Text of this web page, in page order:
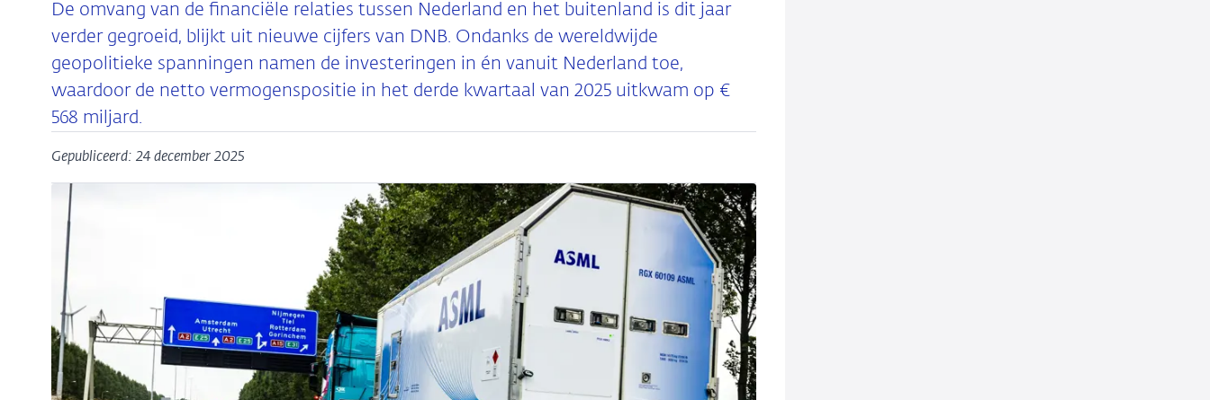
De omvang van de financiële relaties tussen Nederland en het buitenland is dit jaar
verder gegroeid, blijkt uit nieuwe cijfers van DNB. Ondanks de wereldwijde
geopolitieke spanningen namen de investeringen in én vanuit Nederland toe,
waardoor de netto vermogenspositie in het derde kwartaal van 2025 uitkwam op €
568 miljard.
Gepubliceerd: 24 december 2025